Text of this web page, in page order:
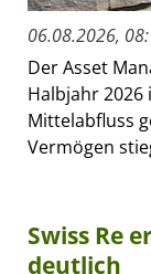
06.08.2026,
Der Asset
Halbjahr
Mittelabfluss
Vermögen
Swiss Re
deutlich